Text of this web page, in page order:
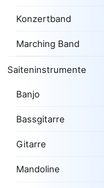
Konzertband
Marching Band
Saiteninstrumente
Banjo
Bassgitarre
Gitarre
Mandoline